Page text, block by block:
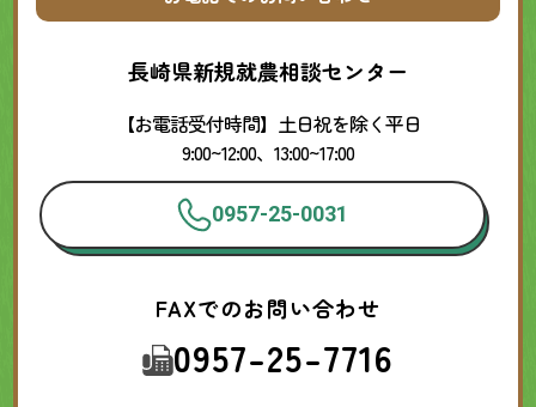
長崎県新規就農相談センター
【お電話受付時間】土日祝を除く平日
9:00~12:00、13:00~17:00
0957-25-0031
FAXでのお問い合わせ
0957-25-7716